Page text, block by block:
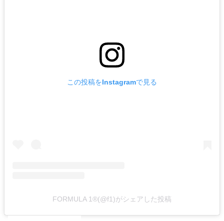
この投稿をInstagramで見る
FORMULA 1®(@f1)がシェアした投稿